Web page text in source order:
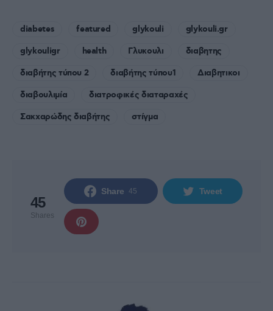
diabetes featured glykouli
glykouli.gr
glykouligr
health Γλυκουλι
διαβητης
διαβήτης τύπου 2
διαβήτης τύπου1
Διαβητικοι
διαβουλιμία
διατροφικές διαταραχές
Σακχαρώδης διαβήτης
στίγμα
45
Shares
Share 45 Tweet